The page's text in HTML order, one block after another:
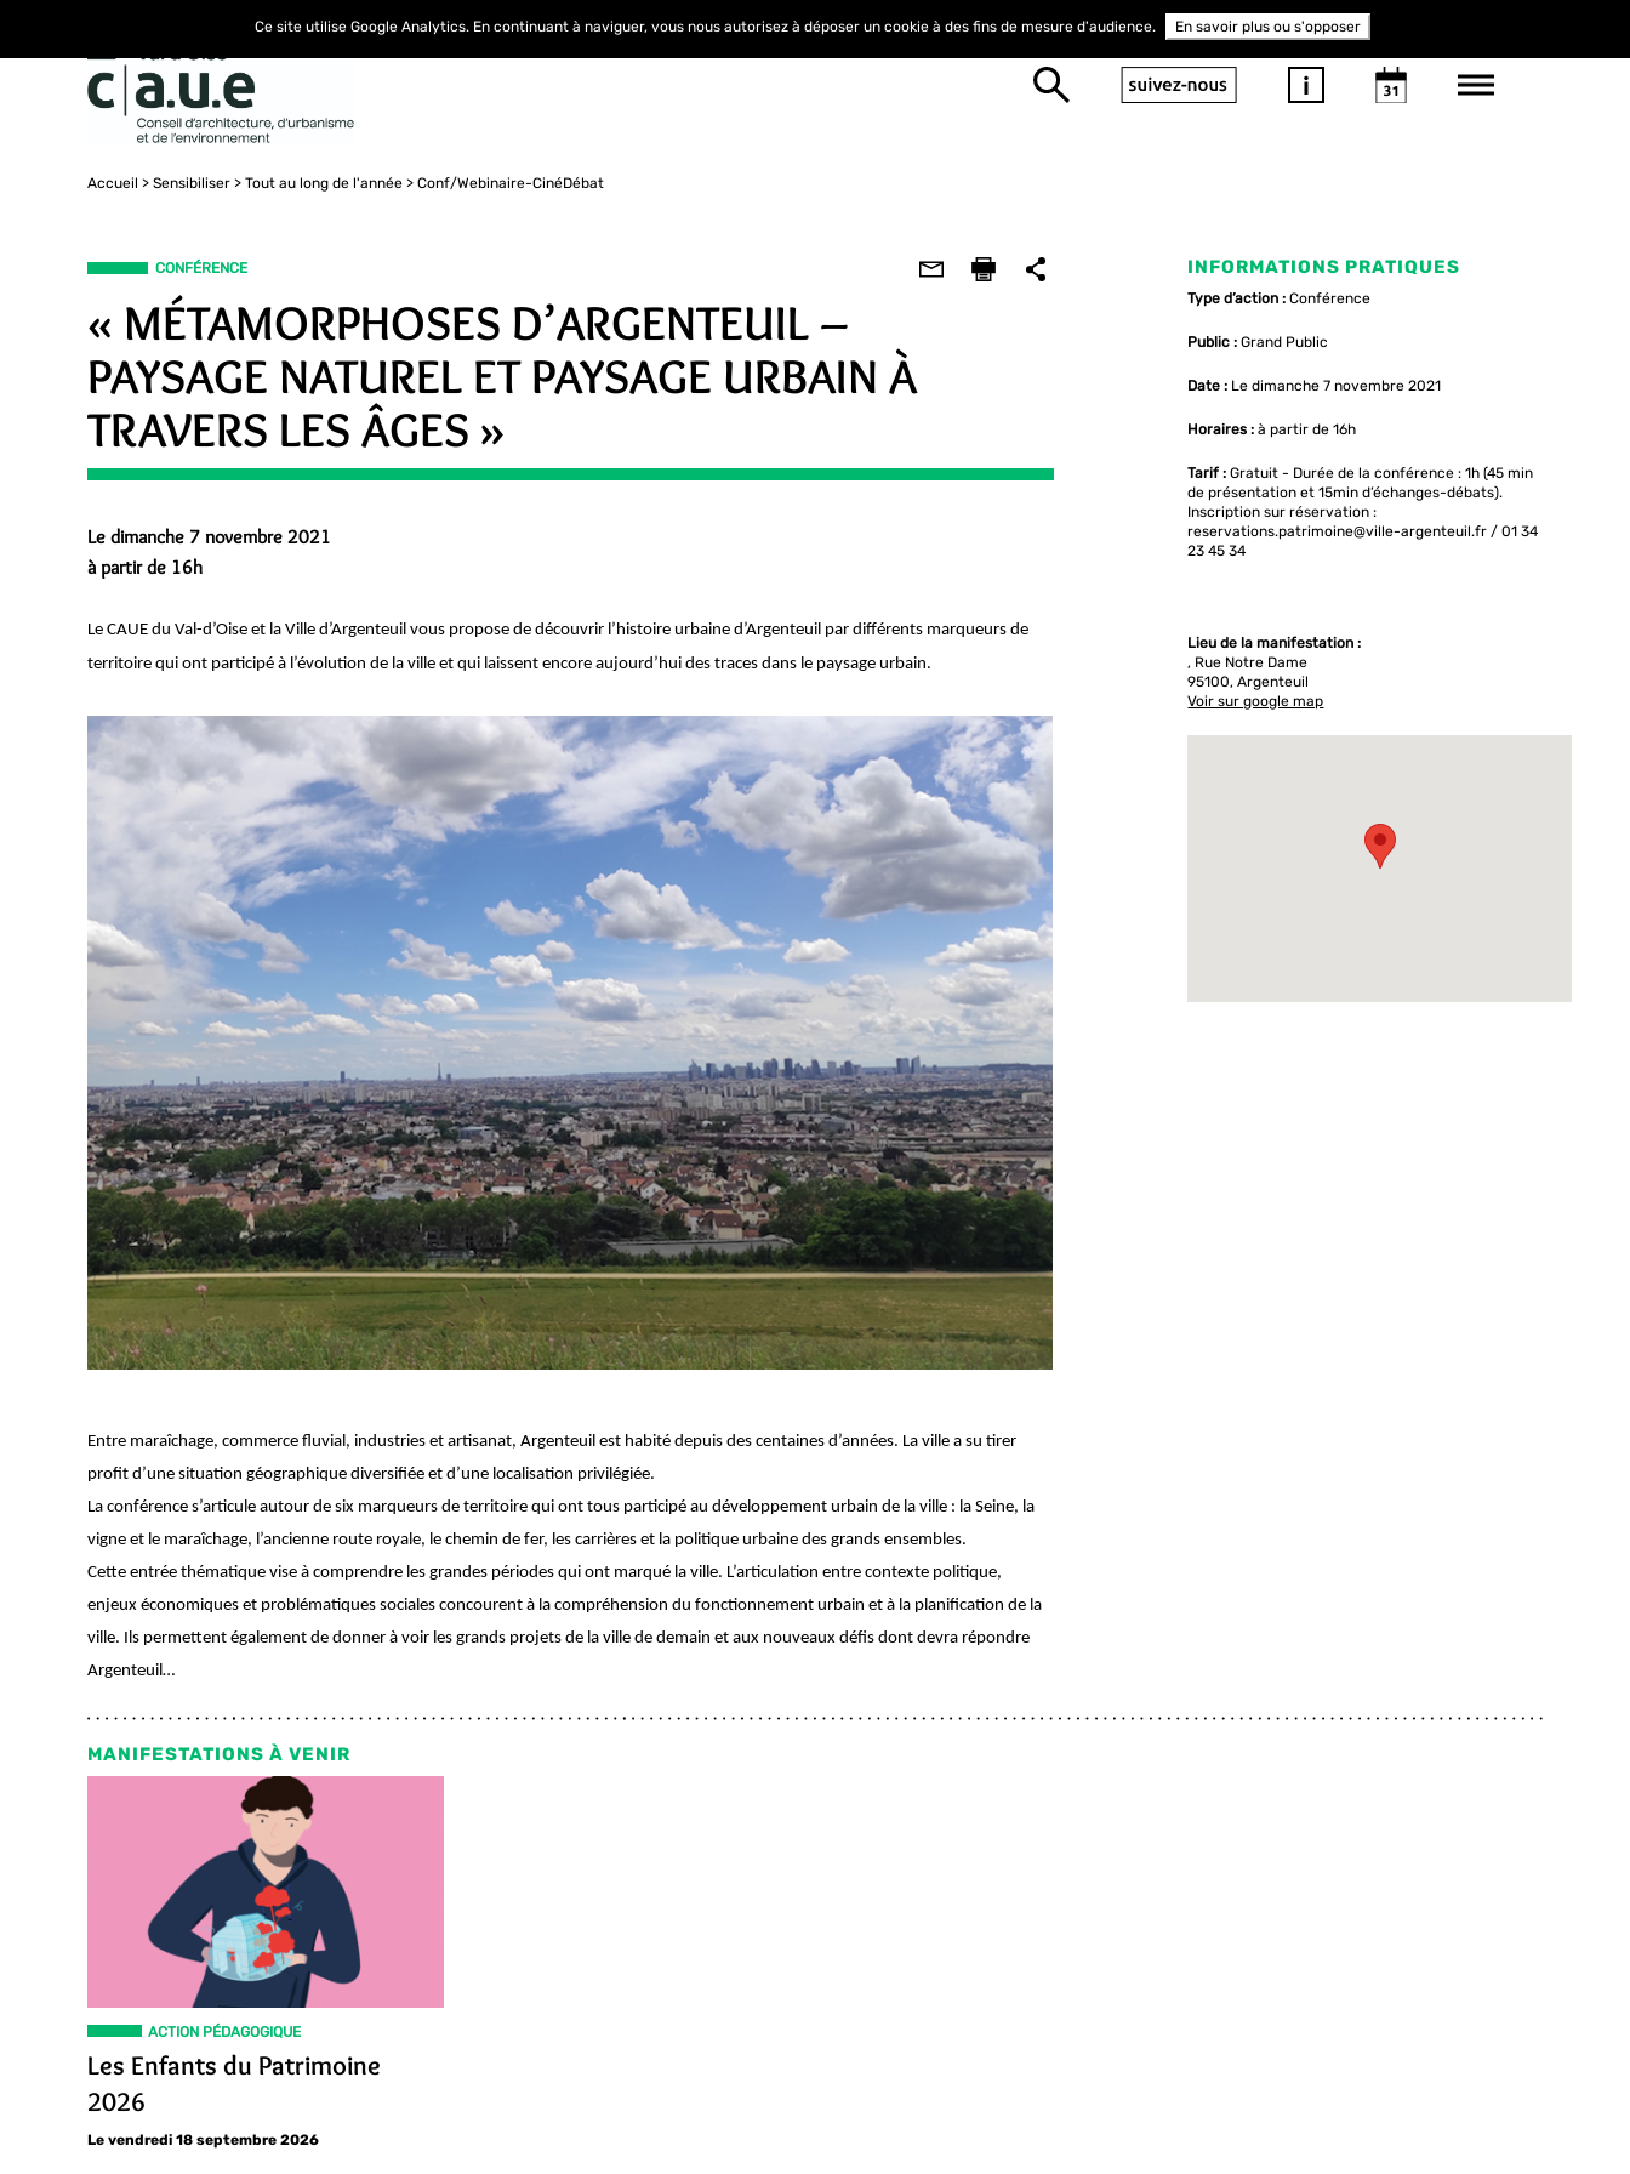
Accueil Sensibiliser Tout au long de l'année Conf/Webinaire-CinéDébat
CONFÉRENCE
« MÉTAMORPHOSES D’ARGENTEUIL –
PAYSAGE NATUREL ET PAYSAGE URBAIN À
TRAVERS LES ÂGES »
Le dimanche 7 novembre 2021
à partir de 16h
Le CAUE du Val-d’Oise et la Ville d’Argenteuil vous propose de découvrir l’histoire urbaine d’Argenteuil par différents marqueurs de
territoire qui ont participé à l’évolution de la ville et qui laissent encore aujourd’hui des traces dans le paysage urbain.
Entre maraîchage, commerce fluvial, industries et artisanat, Argenteuil est habité depuis des centaines d’années. La ville a su tirer
profit d’une situation géographique diversifiée et d’une localisation privilégiée.
La conférence s’articule autour de six marqueurs de territoire qui ont tous participé au développement urbain de la ville : la Seine, la
vigne et le maraîchage, l’ancienne route royale, le chemin de fer, les carrières et la politique urbaine des grands ensembles.
Cette entrée thématique vise à comprendre les grandes périodes qui ont marqué la ville. L’articulation entre contexte politique,
enjeux économiques et problématiques sociales concourent à la compréhension du fonctionnement urbain et à la planification de la
ville. Ils permettent également de donner à voir les grands projets de la ville de demain et aux nouveaux défis dont devra répondre
Argenteuil…
INFORMATIONS PRATIQUES
Type d’action : Conférence
Public : Grand Public
Date : Le dimanche 7 novembre 2021
Horaires : à partir de 16h
Tarif : Gratuit - Durée de la conférence : 1h (45 min
de présentation et 15min d’échanges-débats).
Inscription sur réservation :
reservations.patrimoine@ville-argenteuil.fr / 01 34
23 45 34
Lieu de la manifestation :
, Rue Notre Dame
95100, Argenteuil
Voir sur google map
MANIFESTATIONS À VENIR
ACTION PÉDAGOGIQUE
Les Enfants du Patrimoine
2026
Le vendredi 18 septembre 2026
Ce site utilise Google Analytics. En continuant à naviguer, vous nous autorisez à déposer un cookie à des fins de mesure d'audience. En savoir plus ou s'opposer